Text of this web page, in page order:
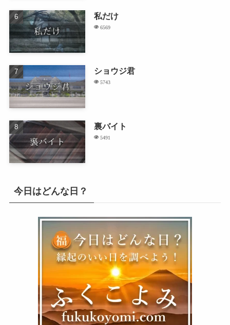
私だけ
6569
ショウジ君
5743
裏バイト
5491
今日はどんな日？